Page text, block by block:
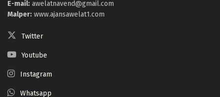
E-mail: awelatnavend@gmail.com
Malper: www.ajansawelat1.com
Twitter
Youtube
Instagram
Whatsapp